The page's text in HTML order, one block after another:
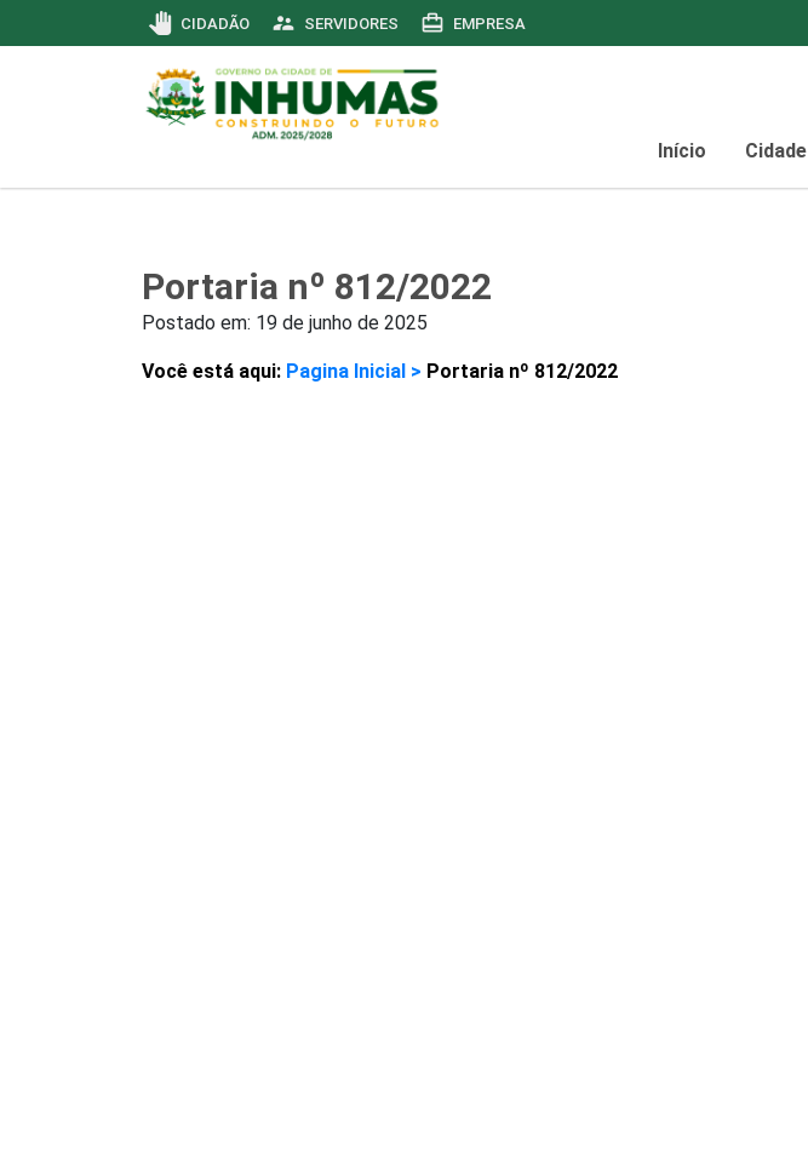
pan_tool CIDADÃO supervisor_account SERVIDORES card_travel EMPRESA
Início Cidade
Portaria nº 812/2022
Postado em: 19 de junho de 2025
Você está aqui: Pagina Inicial > Portaria nº 812/2022